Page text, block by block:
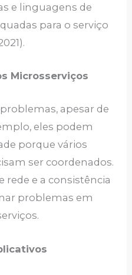
e linguagens de
para o serviço
Microsserviços
apesar de
eles podem
porque vários
ser coordenados.
rede e a consistência
problemas em